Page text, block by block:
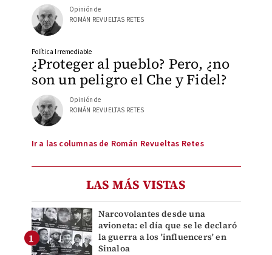
Opinión de
ROMÁN REVUELTAS RETES
¿Proteger al pueblo? Pero, ¿no
son un peligro el Che y Fidel?
Política Irremediable
Opinión de
ROMÁN REVUELTAS RETES
Ir a las columnas de Román Revueltas Retes
LAS MÁS VISTAS
Narcovolantes desde una
avioneta: el día que se le declaró
la guerra a los 'influencers' en
Sinaloa